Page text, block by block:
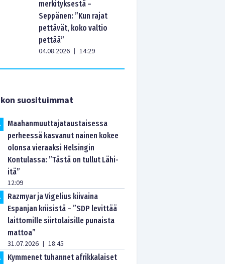
merkityksestä –
Seppänen: ”Kun rajat
pettävät, koko valtio
pettää”
04.08.2026 | 14:29
suosituimmat
Maahanmuuttajataustaisessa
perheessä kasvanut nainen kokee
olonsa vieraaksi Helsingin
Kontulassa: ”Tästä on tullut Lähi-
itä”
12:09
Razmyar ja Vigelius kiivaina
Espanjan kriisistä – ”SDP levittää
laittomille siirtolaisille punaista
mattoa”
31.07.2026 | 18:45
.
Kymmenet tuhannet afrikkalaiset